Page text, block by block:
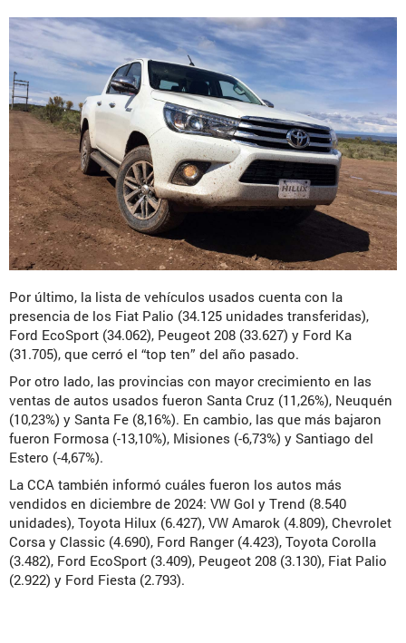
Por último, la lista de vehículos usados cuenta con la
presencia de los Fiat Palio (34.125 unidades transferidas),
Ford EcoSport (34.062), Peugeot 208 (33.627) y Ford Ka
(31.705), que cerró el “top ten” del año pasado.
Por otro lado, las provincias con mayor crecimiento en las
ventas de autos usados fueron Santa Cruz (11,26%), Neuquén
(10,23%) y Santa Fe (8,16%). En cambio, las que más bajaron
fueron Formosa (-13,10%), Misiones (-6,73%) y Santiago del
Estero (-4,67%).
La CCA también informó cuáles fueron los autos más
vendidos en diciembre de 2024: VW Gol y Trend (8.540
unidades), Toyota Hilux (6.427), VW Amarok (4.809), Chevrolet
Corsa y Classic (4.690), Ford Ranger (4.423), Toyota Corolla
(3.482), Ford EcoSport (3.409), Peugeot 208 (3.130), Fiat Palio
(2.922) y Ford Fiesta (2.793).